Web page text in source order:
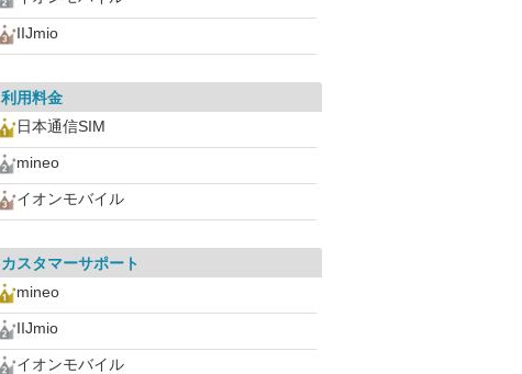
IIJmio
利用料金
日本通信SIM
mineo
イオンモバイル
カスタマーサポート
mineo
IIJmio
イオンモバイル